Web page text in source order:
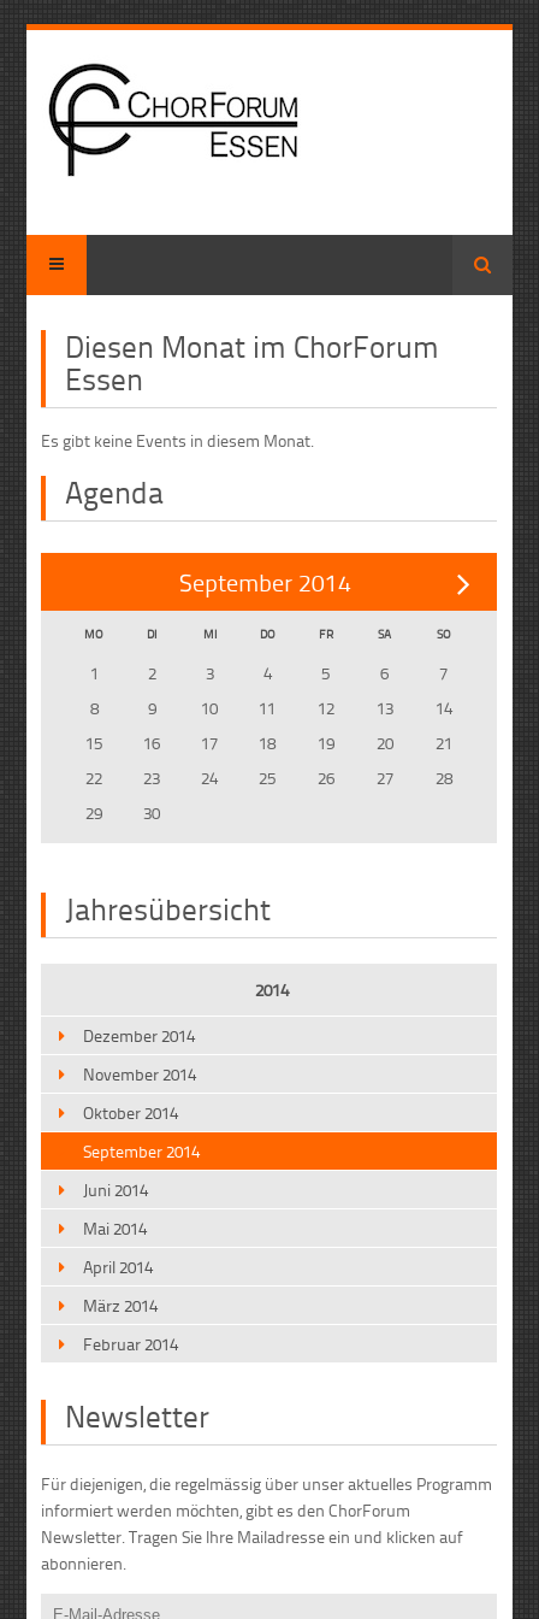
Suche
Diesen Monat im ChorForum
Essen
Es gibt keine Events in diesem Monat.
Agenda
September 2014
MO DI MI DO FR SA SO
1 2 3 4 5 6
7
8
9 10 11 12 13
14
15
16 17 18 19 20
21
22
23 24 25 26 27
28
29
30
Jahresübersicht
2014
Dezember 2014
November 2014
Oktober 2014
September 2014
Juni 2014
Mai 2014
April 2014
März 2014
Februar 2014
Newsletter
Für diejenigen, die regelmässig über unser aktuelles Programm
informiert werden möchten, gibt es den ChorForum
Newsletter. Tragen Sie Ihre Mailadresse ein und klicken auf
abonnieren.